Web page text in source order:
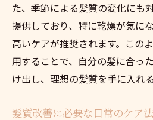
た、季節による髪質の変化にも
提供しており、特に乾燥が気に
高いケアが推奨されます。この
用することで、自分の髪に合っ
け出し、理想の髪質を手に入れ
髪質改善に必要な日常のケア法